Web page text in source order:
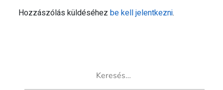
Hozzászólás küldéséhezbe kell jelentkezni.